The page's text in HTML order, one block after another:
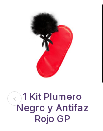
1 Kit Plumero
Negro y Antifaz
Rojo GP